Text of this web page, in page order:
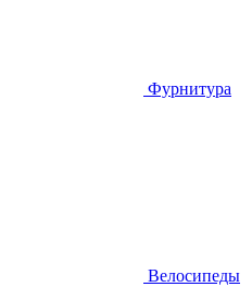
Фурнитура
Велосипеды